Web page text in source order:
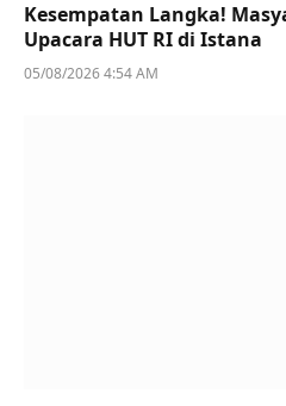
Kesempatan Langka!
Upacara HUT RI di Istana
05/08/2026 4:54 AM